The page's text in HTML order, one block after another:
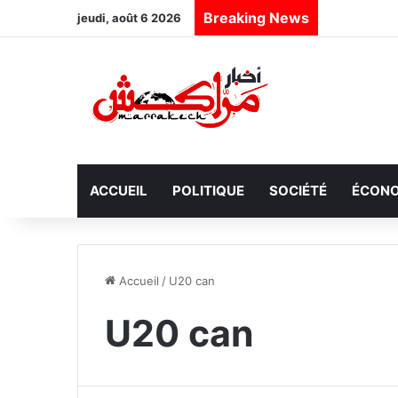
jeudi, août 6 2026 Breaking News
ACCUEIL POLITIQUE SOCIÉTÉ
Accueil / U20 can
U20 can